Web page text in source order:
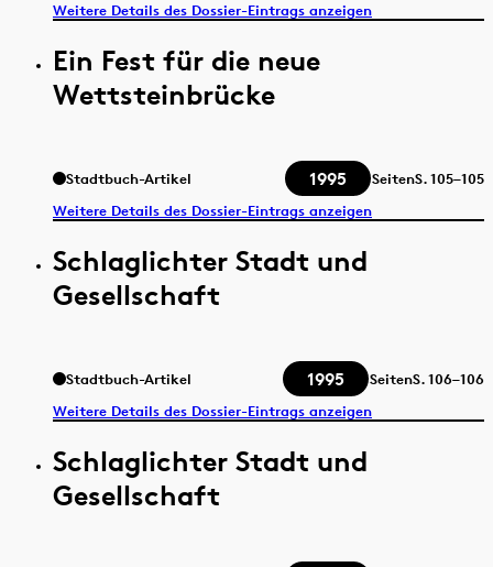
Weitere Details des Dossier-Eintrags anzeigen
Ein Fest für die neue
Wettsteinbrücke
Stadtbuch-Artikel 1995 SeitenS.105–105
Weitere Details des Dossier-Eintrags anzeigen
Schlaglichter Stadt und
Gesellschaft
Stadtbuch-Artikel 1995 SeitenS.106–106
Weitere Details des Dossier-Eintrags anzeigen
Schlaglichter Stadt und
Gesellschaft